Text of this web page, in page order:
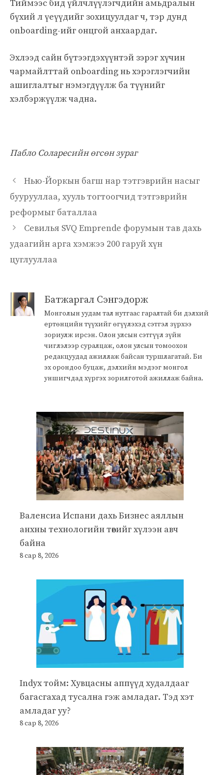
Тиймээс бид үйлчлүүлэгчдийн амьдралын
бүхий л үеүүдийг зохицуулдаг ч, тэр дунд
onboarding-ийг онцгой анхаардаг.
Эхлээд сайн бүтээгдэхүүнтэй зэрэг хүчин
чармайлттай onboarding нь хэрэглэгчийн
ашиглалтыг нэмэгдүүлж ба түүнийг
хэлбэржүүлж чадна.
Пабло Соларесийн өгсөн зураг
Нью-Йоркын багш нар тэтгэврийн насыг
буурууллаа, хууль тогтоогчид тэтгэврийн
реформыг баталлаа
Севилья SVQ Emprende форумын тав дахь
удаагийн арга хэмжээ 200 гаруй хүн
цуглууллаа
Батжаргал Сэнгэдорж
Монголын уудам тал нутгаас гаралтай би дэлхий
ертөнцийн түүхийг өгүүлэхэд сэтгэл зүрхээ
зориулж ирсэн. Олон улсын сэтгүүл зүйн
чиглэлээр суралцаж, олон улсын томоохон
редакцуудад ажиллаж байсан туршлагатай. Би
эх орондоо буцаж, дэлхийн мэдээг монгол
уншигчдад хүргэх зорилготой ажиллаж байна.
Валенсиа Испани дахь Бизнес аяллын
анхны технологийн төвийг хүлээн авч
байна
8 сар 8, 2026
Indyx тойм: Хувцасны аппүүд худалдааг
багасгахад тусална гэж амладаг. Тэд хэт
амладаг уу?
8 сар 8, 2026